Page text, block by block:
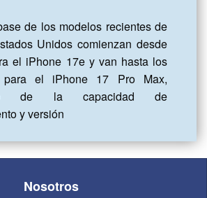
de los modelos recientes de
Unidos comienzan desde
el iPhone 17e y van hasta los
para el iPhone 17 Pro Max,
de la capacidad de
y versión
Nosotros